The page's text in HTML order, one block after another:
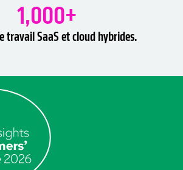
1,000+
travail SaaS et cloud hybrides.